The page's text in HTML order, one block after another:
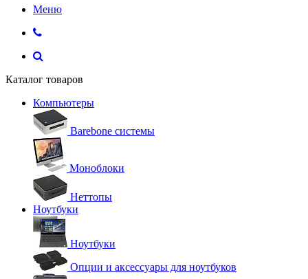
Меню
Каталог товаров
Компьютеры
Barebone системы
Моноблоки
Неттопы
Ноутбуки
Ноутбуки
Опции и аксессуары для ноутбуков